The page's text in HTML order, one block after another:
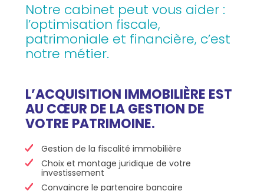
Notre cabinet peut vous aider :
l’optimisation fiscale,
patrimoniale et financière, c’est
notre métier.
L’ACQUISITION IMMOBILIÈRE EST
AU CŒUR DE LA GESTION DE
VOTRE PATRIMOINE.
Gestion de la fiscalité immobilière
Choix et montage juridique de votre
investissement
Convaincre le partenaire bancaire